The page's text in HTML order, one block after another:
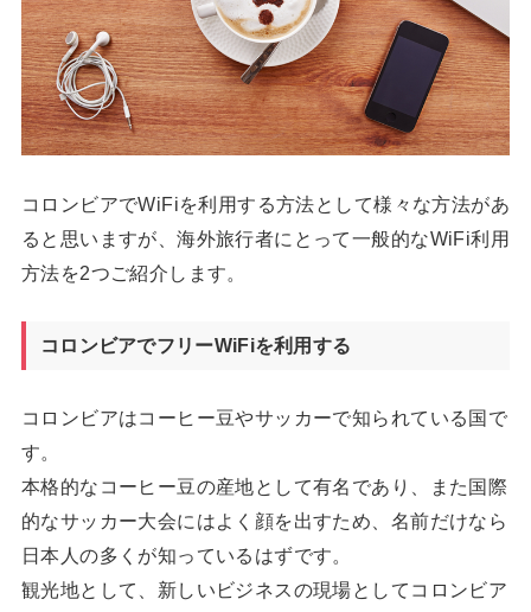
コロンビアでWiFiを利用する方法として様々な方法があ
ると思いますが、海外旅行者にとって一般的なWiFi利用
方法を2つご紹介します。
コロンビアでフリーWiFiを利用する
コロンビアはコーヒー豆やサッカーで知られている国で
す。
本格的なコーヒー豆の産地として有名であり、また国際
的なサッカー大会にはよく顔を出すため、名前だけなら
日本人の多くが知っているはずです。
観光地として、新しいビジネスの現場としてコロンビア